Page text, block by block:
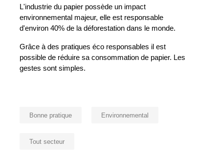
L'industrie du papier possède un impact
environnemental majeur, elle est responsable
d'environ 40% de la déforestation dans le monde.
Grâce à des pratiques éco responsables il est
possible de réduire sa consommation de papier. Les
gestes sont simples.
Bonne pratique Environnemental
Tout secteur